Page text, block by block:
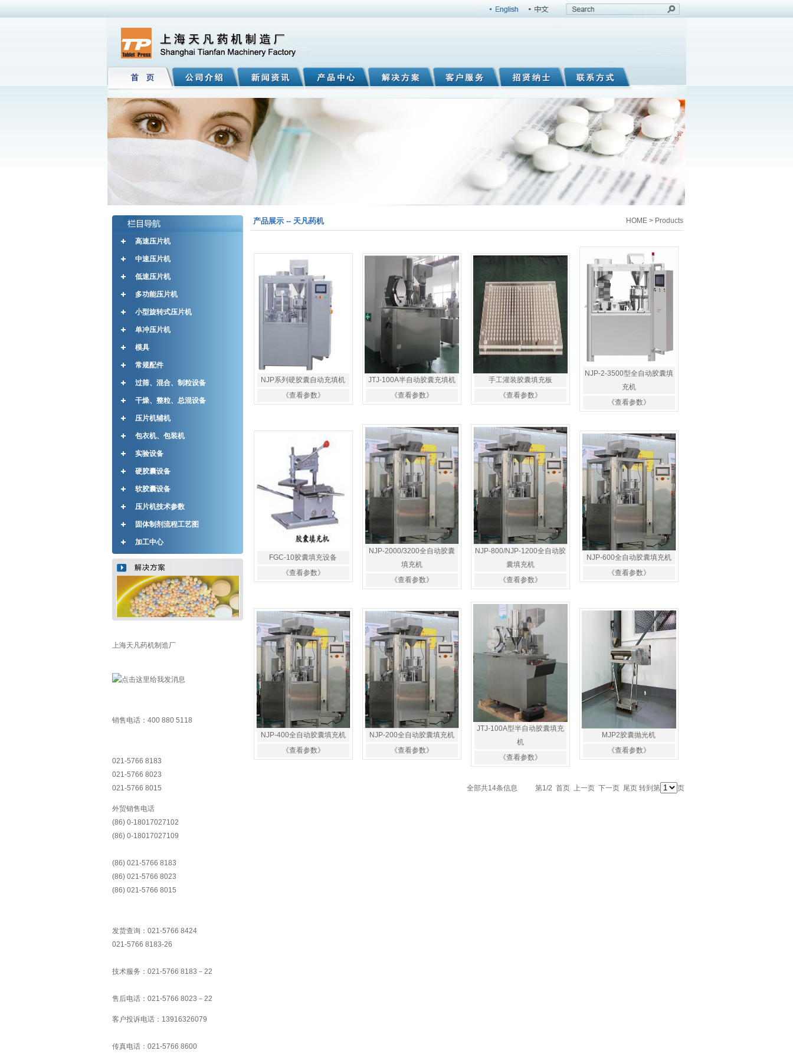
高速压片机
中速压片机
低速压片机
多功能压片机
小型旋转式压片机
单冲压片机
模具
常规配件
过筛、混合、制粒设备
干燥、整粒、总混设备
压片机辅机
包衣机、包装机
实验设备
硬胶囊设备
软胶囊设备
压片机技术参数
固体制剂流程工艺图
加工中心
上海天凡药机制造厂
销售电话：400 880 5118
021-5766 8183
021-5766 8023
021-5766 8015
外贸销售电话
(86) 0-18017027102
(86) 0-18017027109
(86) 021-5766 8183
(86) 021-5766 8023
(86) 021-5766 8015
发货查询：021-5766 8424
021-5766 8183-26
技术服务：021-5766 8183－22
售后电话：021-5766 8023－22
客户投诉电话：13916326079
传真电话：021-5766 8600
产品展示 -- 天凡药机 HOME > Products
NJP系列硬胶囊自动充填机
《查看参数》
JTJ-100A半自动胶囊充填机
《查看参数》
手工灌装胶囊填充板
《查看参数》
NJP-2-3500型全自动胶囊填
充机
《查看参数》
FGC-10胶囊填充设备
《查看参数》
NJP-2000/3200全自动胶囊
填充机
《查看参数》
NJP-800/NJP-1200全自动胶
囊填充机
《查看参数》
NJP-600全自动胶囊填充机
《查看参数》
NJP-400全自动胶囊填充机
《查看参数》
NJP-200全自动胶囊填充机
《查看参数》
JTJ-100A型半自动胶囊填充
机
《查看参数》
MJP2胶囊抛光机
《查看参数》
全部共14条信息 第1/2 首页 上一页 下一页 尾页 转到第 页